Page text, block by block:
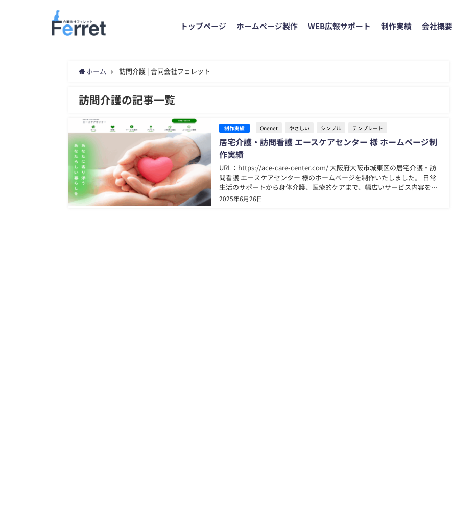
トップページ ホームページ製作 WEB広報サポート 制作実績 会社概要
ホーム 訪問介護 | 合同会社フェレット
訪問介護の記事一覧
制作実績 Onenet やさしい シンプル テンプレート
居宅介護・訪問看護 エースケアセンター 様 ホームページ制
作実績
2025年6月26日
URL：https://ace-care-center.com/ 大阪府大阪市城東区の居宅介護・訪
問看護 エースケアセンター 様のホームページを制作いたしました。 日常
生活のサポートから身体介護、医療的ケアまで、幅広いサービス内容を分
かりやすく整理し掲載しています。 また、アクセス案内やよくある質問